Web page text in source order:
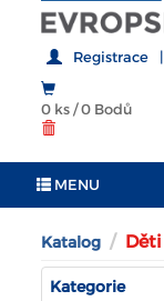
Registrace |
0 ks/0 Bodů
MENU
Katalog Děti
Kategorie